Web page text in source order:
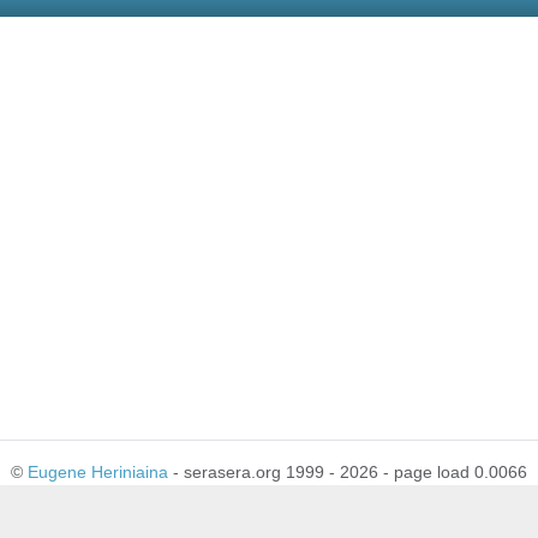
© Eugene Heriniaina - serasera.org 1999 - 2026 - page load 0.0066